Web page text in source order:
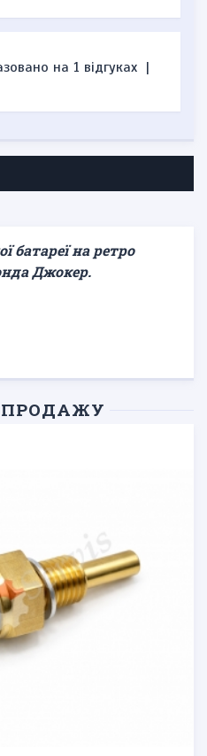
на 1 відгуках |
батареї на ретро
Джокер.
ПРОДАЖУ